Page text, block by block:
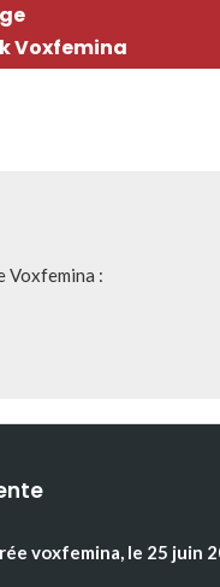
Voxfemina
Voxfemina :
voxfemina, le 25 juin